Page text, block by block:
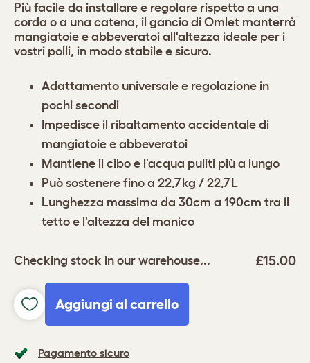
Checking stock in our warehouse... £15.00
Aggiungi al carrello
Pagamento sicuro
Più facile da installare e regolare rispetto a una
corda o a una catena, il gancio di Omlet manterrà
mangiatoie e abbeveratoi all'altezza ideale per i
vostri polli, in modo stabile e sicuro.
Adattamento universale e regolazione in
pochi secondi
Impedisce il ribaltamento accidentale di
mangiatoie e abbeveratoi
Mantiene il cibo e l'acqua puliti più a lungo
Può sostenere fino a 22,7 kg / 22,7 L
Lunghezza massima da 30cm a 190cm tra il
tetto e l'altezza del manico